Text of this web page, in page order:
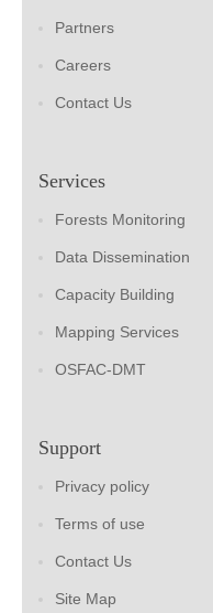
Partners
Careers
Contact Us
Services
Forests Monitoring
Data Dissemination
Capacity Building
Mapping Services
OSFAC-DMT
Support
Privacy policy
Terms of use
Contact Us
Site Map